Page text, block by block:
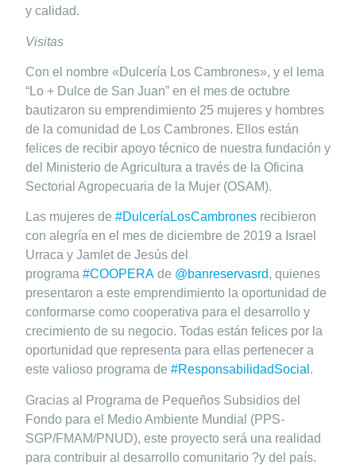
y calidad.
Visitas
Con el nombre «Dulcería Los Cambrones», y el lema
“Lo + Dulce de San Juan” en el mes de octubre
bautizaron su emprendimiento 25 mujeres y hombres
de la comunidad de Los Cambrones. Ellos están
felices de recibir apoyo técnico de nuestra fundación y
del Ministerio de Agricultura a través de la Oficina
Sectorial Agropecuaria de la Mujer (OSAM).
Las mujeres de #DulceríaLosCambrones recibieron
con alegría en el mes de diciembre de 2019 a Israel
Urraca y Jamlet de Jesús del
programa #COOPERA de @banreservasrd, quienes
presentaron a este emprendimiento la oportunidad de
conformarse como cooperativa para el desarrollo y
crecimiento de su negocio. Todas están felices por la
oportunidad que representa para ellas pertenecer a
este valioso programa de #ResponsabilidadSocial .
Gracias al Programa de Pequeños Subsidios del
Fondo para el Medio Ambiente Mundial (PPS-
SGP/FMAM/PNUD), este proyecto será una realidad
para contribuir al desarrollo comunitario ?y del país.